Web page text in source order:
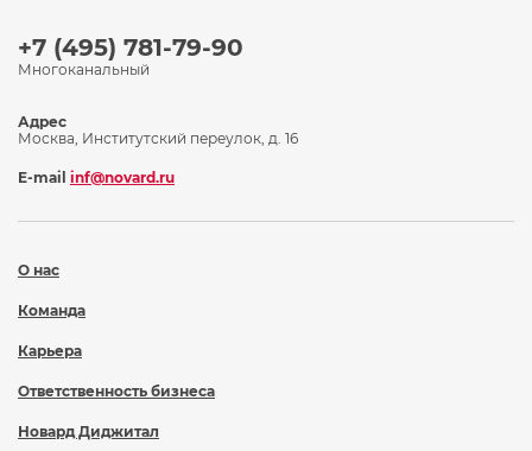
+7 (495) 781-79-90
Многоканальный
О нас
Команда
Карьера
Ответственность бизнеса
Новард Диджитал
Адрес
Москва, Институтский переулок, д. 16
E-mail inf@novard.ru